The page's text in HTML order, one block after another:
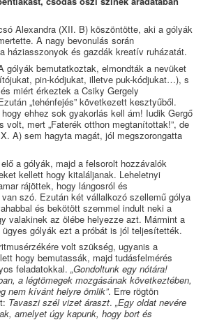
Alexandra (XII. B) köszöntötte, aki a gólyák
A nagy bevonulás során
háziasszonyok és gazdák kreatív ruházatát.
gólyák bemutatkoztak, elmondták a nevüket
pin-kódjukat, illetve puk-kódjukat…), s
miért érkeztek a Csiky Gergely
„tehénfejés” következett kesztyűből.
ehhez sok gyakorlás kell ám! Iudik Gergő
volt, mert „Faterék otthon megtanítottak!”, de
A) sem hagyta magát, jól megszorongatta
a gólyák, majd a felsorolt hozzávalók
kellett hogy kitaláljanak. Leheletnyi
rájöttek, hogy lángosról és
szó. Ezután két vállalkozó szellemű gólya
és bekötött szemmel indult neki a
valakinek az ölébe helyezze azt. Mármint a
gólyák ezt a próbát is jól teljesítették.
volt szükség, ugyanis a
hogy bemutassák, majd tudásfelmérés
feladatokkal.„Gondoltunk egy nótára!
a légtömegek mozgásának következtében,
nem kívánt helyre ömlik”. Erre rögtön
Tavaszi szél vizet áraszt.„Egy oldat nevére
amelyet úgy kapunk, hogy bort és